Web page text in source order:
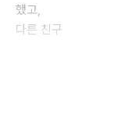
했고,
다른 친구